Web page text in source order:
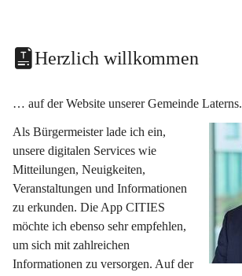
Herzlich willkommen
… auf der Website unserer Gemeinde Laterns.
Als Bürgermeister lade ich ein,
unsere digitalen Services wie
Mitteilungen, Neuigkeiten,
Veranstaltungen und Informationen
zu erkunden. Die App CITIES
möchte ich ebenso sehr empfehlen,
um sich mit zahlreichen
Informationen zu versorgen. Auf der